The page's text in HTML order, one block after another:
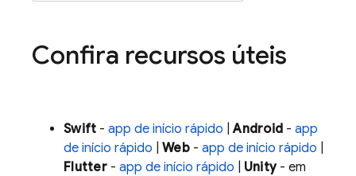
Confira recursos úteis
Swift -app de início rápido |Android - app
de início rápido
Web- app de início rápido
Flutter- app de início rápido Unity- em